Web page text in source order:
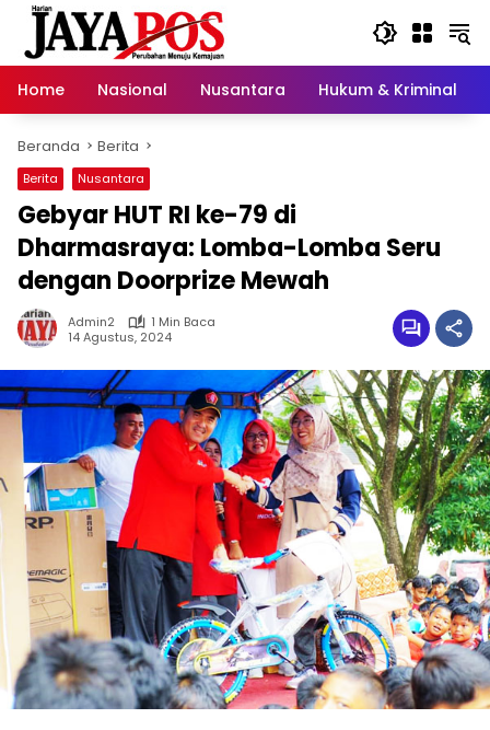
Langsung
konten
Home
Nasional Nusantara Hukum & Kriminal
Beranda Berita
Berita Nusantara
Gebyar HUT RI ke-79 di
Dharmasraya: Lomba-Lomba Seru
dengan Doorprize Mewah
Admin2
1 Min Baca
14 Agustus, 2024